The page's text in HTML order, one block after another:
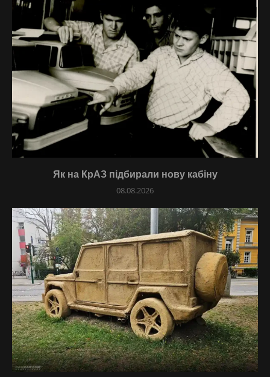
Як на КрАЗ підбирали нову кабіну
08.08.2026